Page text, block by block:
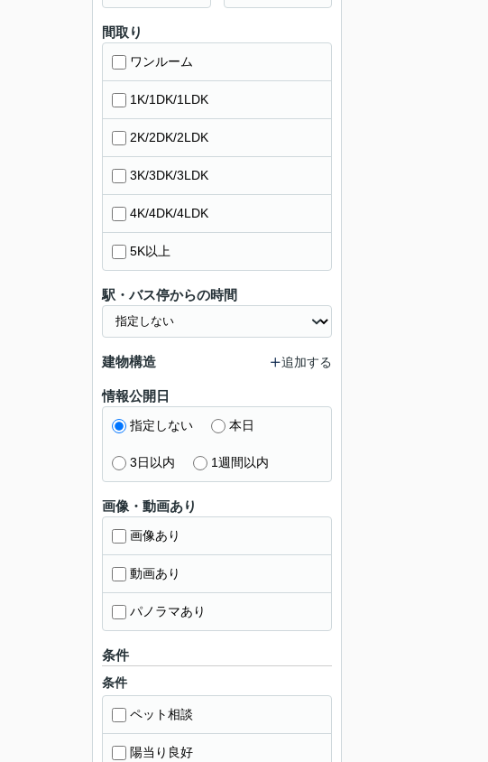
間取り
ワンルーム
1K/1DK/1LDK
2K/2DK/2LDK
3K/3DK/3LDK
4K/4DK/4LDK
5K以上
駅・バス停からの時間
建物構造 追加する
情報公開日
指定しない 本日
3日以内 1週間以内
画像・動画あり
画像あり
動画あり
パノラマあり
条件
条件
ペット相談
陽当り良好